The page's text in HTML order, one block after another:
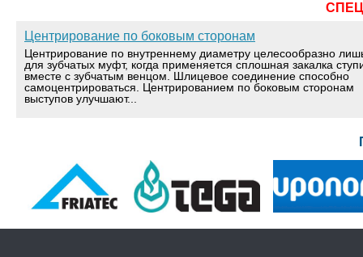
Центрирование по боковым сторонам
Центрирование по внутреннему диаметру целесообразно
для зубчатых муфт, когда применяется сплошная закалка
вместе с зубчатым венцом. Шлицевое соединение способно
самоцентрироваться. Центрированием по боковым сторонам
выступов улучшают...